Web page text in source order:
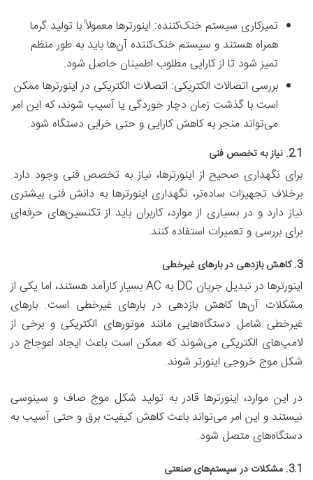
تمیزکاری سیستم خنک‌کننده: اینورترها معمولاً با تولید گرما
همراه هستند و سیستم خنک‌کننده آن‌ها باید به طور منظم
تمیز شود تا از کارایی مطلوب اطمینان حاصل شود.
بررسی اتصالات الکتریکی: اتصالات الکتریکی در اینورترها ممکن
است با گذشت زمان دچار خوردگی یا آسیب شوند، که این امر
می‌تواند منجر به کاهش کارایی و حتی خرابی دستگاه شود.
2.1. نیاز به تخصص فنی
برای نگهداری صحیح از اینورترها، نیاز به تخصص فنی وجود دارد.
برخلاف تجهیزات ساده‌تر، نگهداری اینورترها به دانش فنی بیشتری
نیاز دارد و در بسیاری از موارد، کاربران باید از تکنسین‌های حرفه‌ای
برای بررسی و تعمیرات استفاده کنند.
3. کاهش بازدهی در بارهای غیرخطی
اینورترها در تبدیل جریان DC به AC بسیار کارآمد هستند، اما یکی از
مشکلات آن‌ها کاهش بازدهی در بارهای غیرخطی است. بارهای
غیرخطی شامل دستگاه‌هایی مانند موتورهای الکتریکی و برخی از
لامپ‌های الکتریکی می‌شوند که ممکن است باعث ایجاد اعوجاج در
شکل موج خروجی اینورتر شوند.
در این موارد، اینورترها قادر به تولید شکل موج صاف و سینوسی
نیستند و این امر می‌تواند باعث کاهش کیفیت برق و حتی آسیب به
دستگاه‌های متصل شود.
3.1. مشکلات در سیستم‌های صنعتی